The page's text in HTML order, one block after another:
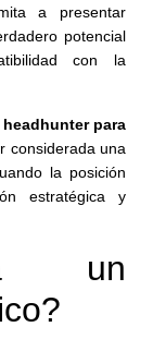
a presentar
potencial
con la
headhunter para
considerada una
la posición
estratégica y
un